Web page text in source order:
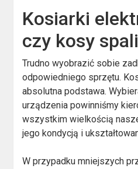
Kosiarki
czy kosy
Trudno wyobrazić sobie
odpowiedniego sprzętu.
absolutna podstawa.
urządzenia powinniśmy
wszystkim wielkością
jego kondycją i
W przypadku mniejszych